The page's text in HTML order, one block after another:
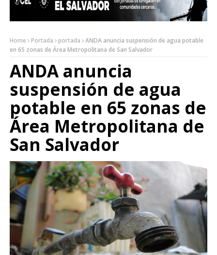
Home Portada portada
ANDA anuncia suspensión de agua potable
en 65 zonas de Área Metropolitana de San Salvador
ANDA anuncia
suspensión de agua
potable en 65 zonas de
Área Metropolitana de
San Salvador